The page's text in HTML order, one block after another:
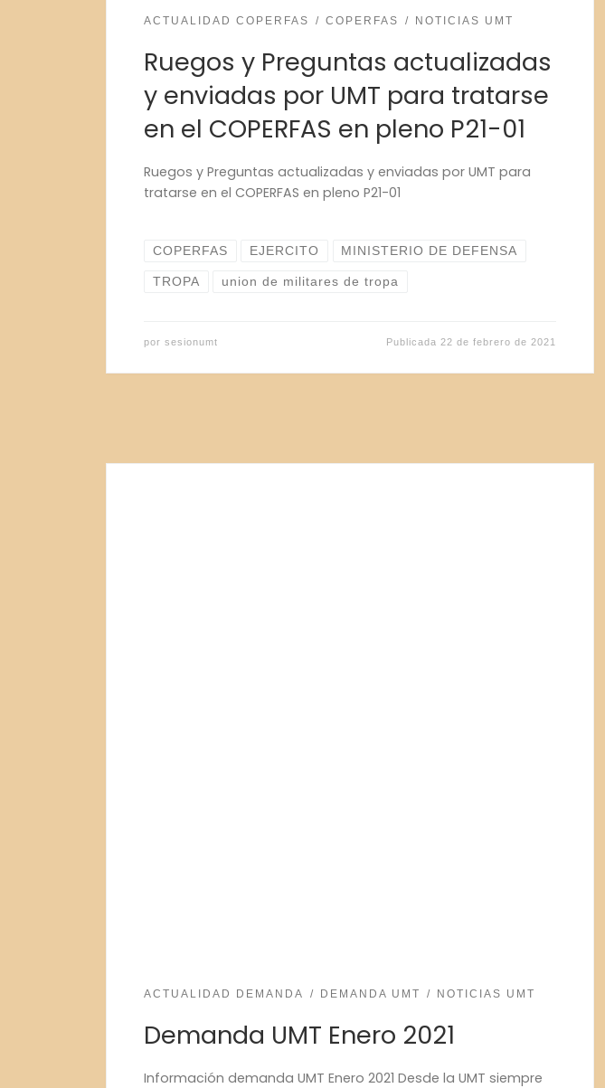
ACTUALIDAD COPERFAS COPERFAS NOTICIAS UMT
Ruegos y Preguntas actualizadas
y enviadas por UMT para tratarse
en el COPERFAS en pleno P21-01
Ruegos y Preguntas actualizadas y enviadas por UMT para
tratarse en el COPERFAS en pleno P21-01
COPERFAS EJERCITO MINISTERIO DE DEFENSA
TROPA union de militares de tropa
por sesionumt Publicada 22 de febrero de 2021
ACTUALIDAD DEMANDA DEMANDA UMT NOTICIAS UMT
Demanda UMT Enero 2021
Información demanda UMT Enero 2021 Desde la UMT siempre